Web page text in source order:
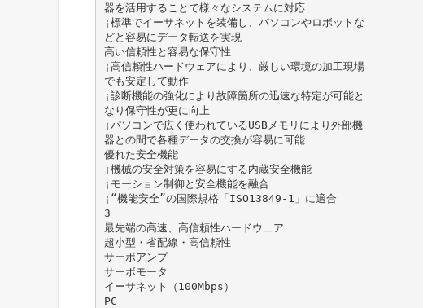
器を活用することで様々なシステムに対応
¡標準でイーサネットを装備し、パソコンやロボットな
どと容易にデータ転送を実現
高い信頼性と容易な保守性
¡高信頼性ハードウェアにより、厳しい環境の加工現場
でも安定して動作
¡診断機能の強化により故障箇所の迅速な特定が可能と
なり保守性が更に向上
¡パソコンで広く使われているUSBメモリにより外部機
器との間で各種データの交換が容易に可能
優れた安全機能
¡機械の安全対策を容易にする内蔵安全機能
¡モーション制御と安全機能を融合
¡“機能安全”の国際規格「ISO13849-1」に適合
3
最先端の高速、高信頼性ハードウェア
超小型・省配線・高信頼性
サーボアンプ
サーボモータ
イーサネット（100Mbps）
PC